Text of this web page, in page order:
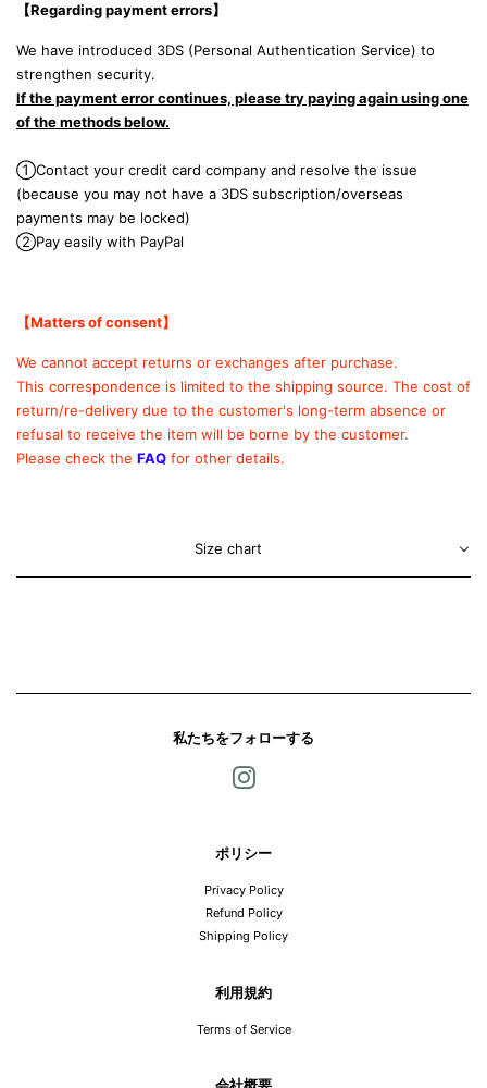
【Regarding payment errors】
We have introduced 3DS (Personal Authentication Service) to
strengthen security.
If the payment error continues, please try paying again using one
of the methods below.
①Contact your credit card company and resolve the issue
(because you may not have a 3DS subscription/overseas
payments may be locked)
②Pay easily with PayPal
【Matters of consent】
We cannot accept returns or exchanges after purchase.
This correspondence is limited to the shipping source. The cost of
return/re-delivery due to the customer's long-term absence or
refusal to receive the item will be borne by the customer.
Please check the FAQ for other details.
Size chart
私たちをフォローする
ポリシー
Privacy Policy
Refund Policy
Shipping Policy
利用規約
Terms of Service